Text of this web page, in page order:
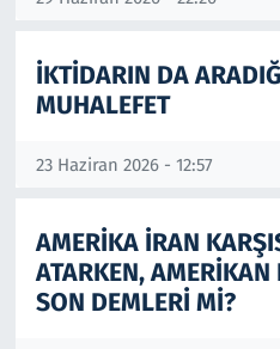
İKTİDARIN DA
MUHALEFET
23 Haziran 2026 - 12:57
AMERİKA İRAN
ATARKEN,
SON DEMLERİ Mİ?
Savunma Sanayi
Seçim 2023
Televizyon